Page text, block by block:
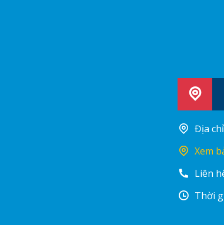
Địa
Xem
Liên
Thời